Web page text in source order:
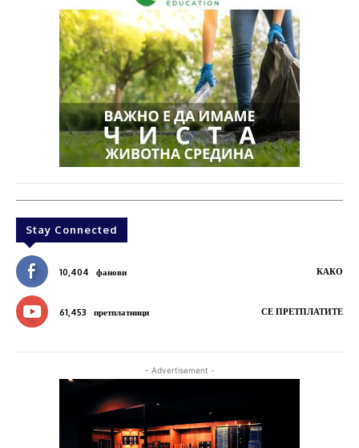
Stay Connected
10,404 фанови КАКО
61,453 претплатници СЕ ПРЕТПЛАТИТЕ
- Advertisement -